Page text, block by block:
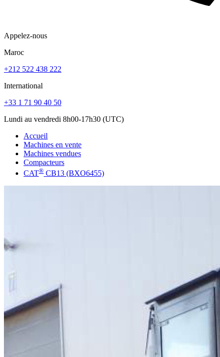
Appelez-nous
Maroc
+212 522 438 222
International
+33 1 71 90 40 50
Lundi au vendredi 8h00-17h30 (UTC)
Accueil
Machines en vente
Machines vendues
Compacteurs
CAT® CB13 (BXO6455)